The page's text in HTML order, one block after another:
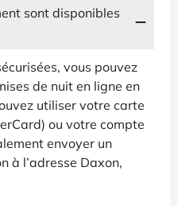
sont disponibles
vous pouvez
de nuit en ligne en
utiliser votre carte
ou votre compte
envoyer un
à l’adresse Daxon,